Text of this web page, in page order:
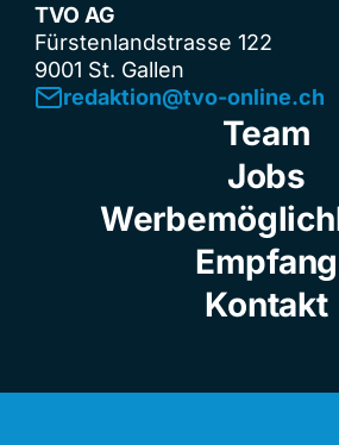
TVO AG
Fürstenlandstrasse 122
9001 St. Gallen
redaktion@tvo-online.ch
Team
Jobs
Empfang
Kontakt